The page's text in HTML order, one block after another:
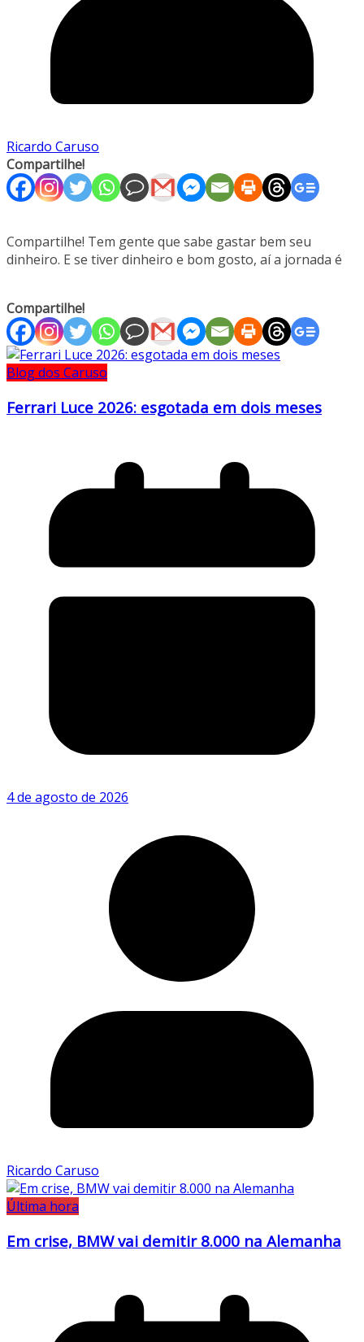
Ricardo Caruso
Compartilhe!
Compartilhe! Tem gente que sabe gastar bem seu
dinheiro. E se tiver dinheiro e bom gosto, aí a jornada é
Compartilhe!
Blog dos Caruso
Ferrari Luce 2026: esgotada em dois meses
4 de agosto de 2026
Ricardo Caruso
Última hora
Em crise, BMW vai demitir 8.000 na Alemanha